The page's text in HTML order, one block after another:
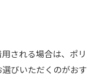
される場合は、 ポリ
びいただくのがおす